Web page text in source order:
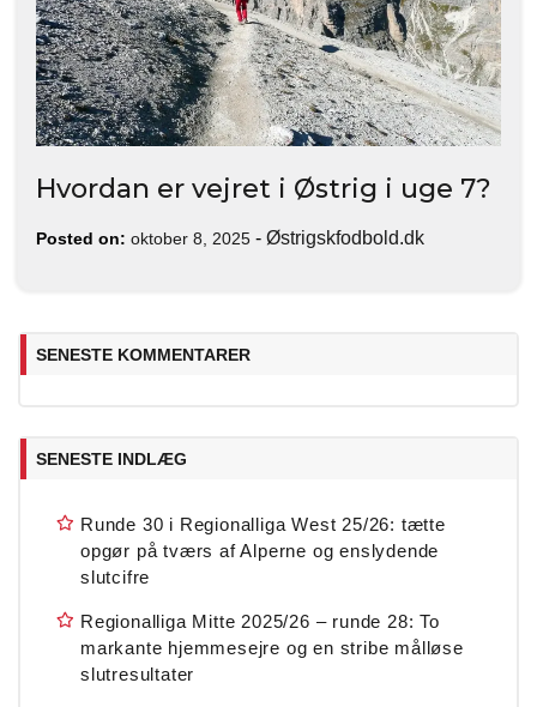
Hvordan er vejret i Østrig i uge 7?
Posted on: oktober 8, 2025 - Østrigskfodbold.dk
SENESTE KOMMENTARER
SENESTE INDLÆG
Runde 30 i Regionalliga West 25/26: tætte
opgør på tværs af Alperne og enslydende
slutcifre
Regionalliga Mitte 2025/26 – runde 28: To
markante hjemmesejre og en stribe målløse
slutresultater